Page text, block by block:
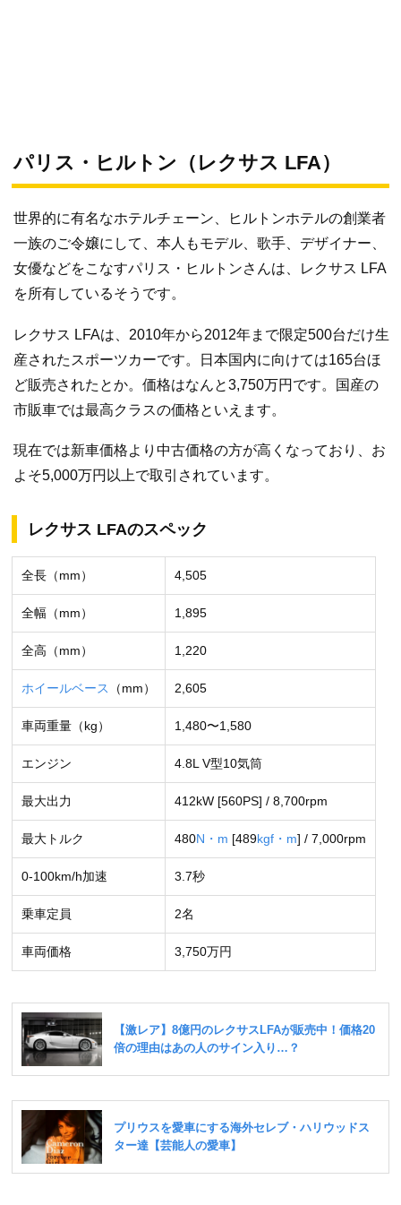
パリス・ヒルトン（レクサス LFA）
世界的に有名なホテルチェーン、ヒルトンホテルの創業者
一族のご令嬢にして、本人もモデル、歌手、デザイナー、
女優などをこなすパリス・ヒルトンさんは、レクサス LFA
を所有しているそうです。
レクサス LFAは、2010年から2012年まで限定500台だけ生
産されたスポーツカーです。日本国内に向けては165台ほ
ど販売されたとか。価格はなんと3,750万円です。国産の
市販車では最高クラスの価格といえます。
現在では新車価格より中古価格の方が高くなっており、お
よそ5,000万円以上で取引されています。
レクサス LFAのスペック
全長（mm） 4,505
全幅（mm） 1,895
全高（mm） 1,220
ホイールベース （mm） 2,605
車両重量（kg） 1,480〜1,580
エンジン 4.8L V型10気筒
最大出力 412kW [560PS] / 8,700rpm
最大トルク 480N・m [489kgf・m] / 7,000rpm
0-100km/h加速 3.7秒
乗車定員 2名
車両価格 3,750万円